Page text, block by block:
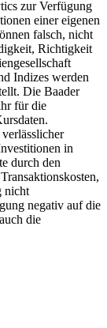
zur Verfügung
einer eigenen
falsch, nicht
Richtigkeit
Indizes werden
Die Baader
für die
in
durch den
nicht
negativ auf die
die